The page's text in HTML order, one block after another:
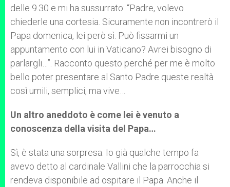
delle 9.30 e mi ha sussurrato: “Padre, volevo
chiederle una cortesia. Sicuramente non incontrerò il
Papa domenica, lei però sì. Può fissarmi un
appuntamento con lui in Vaticano? Avrei bisogno di
parlargli…”. Racconto questo perché per me è molto
bello poter presentare al Santo Padre queste realtà
così umili, semplici, ma vive…
Un altro aneddoto è come lei è venuto a
conoscenza della visita del Papa…
Sì, è stata una sorpresa. Io già qualche tempo fa
avevo detto al cardinale Vallini che la parrocchia si
rendeva disponibile ad ospitare il Papa. Anche il